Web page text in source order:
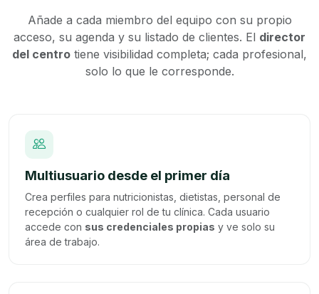
Añade a cada miembro del equipo con su propio
acceso, su agenda y su listado de clientes. El director
del centro tiene visibilidad completa; cada profesional,
solo lo que le corresponde.
Multiusuario desde el primer día
Crea perfiles para nutricionistas, dietistas, personal de
recepción o cualquier rol de tu clínica. Cada usuario
accede con sus credenciales propias y ve solo su
área de trabajo.